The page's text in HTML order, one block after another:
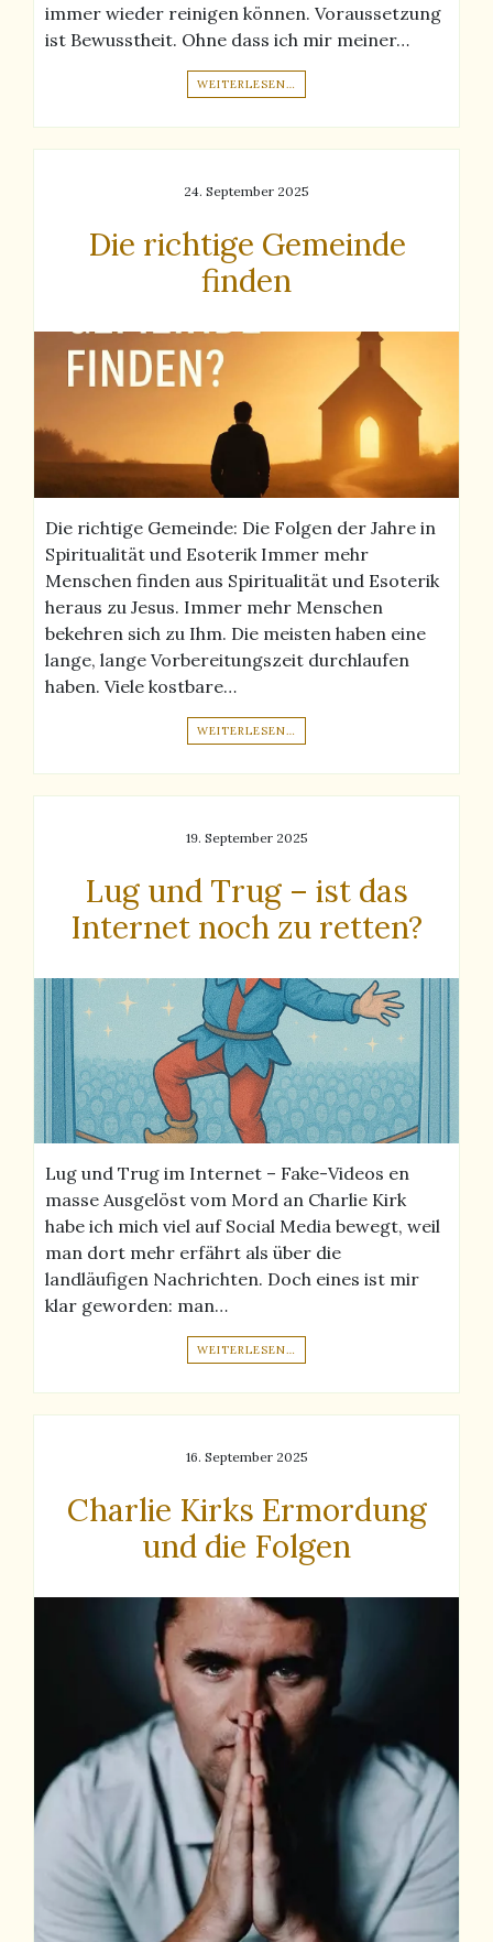
immer wieder reinigen können. Voraussetzung
ist Bewusstheit. Ohne dass ich mir meiner…
WEITERLESEN…
24. September 2025
Die richtige Gemeinde
finden
Die richtige Gemeinde: Die Folgen der Jahre in
Spiritualität und Esoterik Immer mehr
Menschen finden aus Spiritualität und Esoterik
heraus zu Jesus. Immer mehr Menschen
bekehren sich zu Ihm. Die meisten haben eine
lange, lange Vorbereitungszeit durchlaufen
haben. Viele kostbare…
WEITERLESEN…
19. September 2025
Lug und Trug – ist das
Internet noch zu retten?
Lug und Trug im Internet – Fake-Videos en
masse Ausgelöst vom Mord an Charlie Kirk
habe ich mich viel auf Social Media bewegt, weil
man dort mehr erfährt als über die
landläufigen Nachrichten. Doch eines ist mir
klar geworden: man…
WEITERLESEN…
16. September 2025
Charlie Kirks Ermordung
und die Folgen